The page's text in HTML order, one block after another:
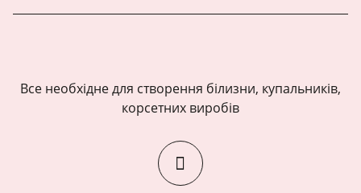
Все необхідне для створення білизни, купальників,
корсетних виробів